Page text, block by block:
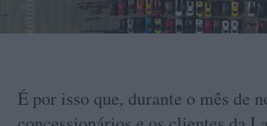
É por isso que, durante o mês de